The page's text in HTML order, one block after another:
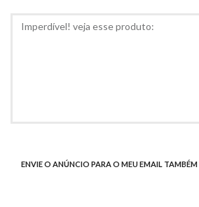
ENVIE O ANÚNCIO PARA O MEU EMAIL TAMBÉM